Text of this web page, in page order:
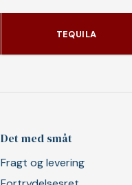
TEQUILA
Det med småt
Fragt og levering